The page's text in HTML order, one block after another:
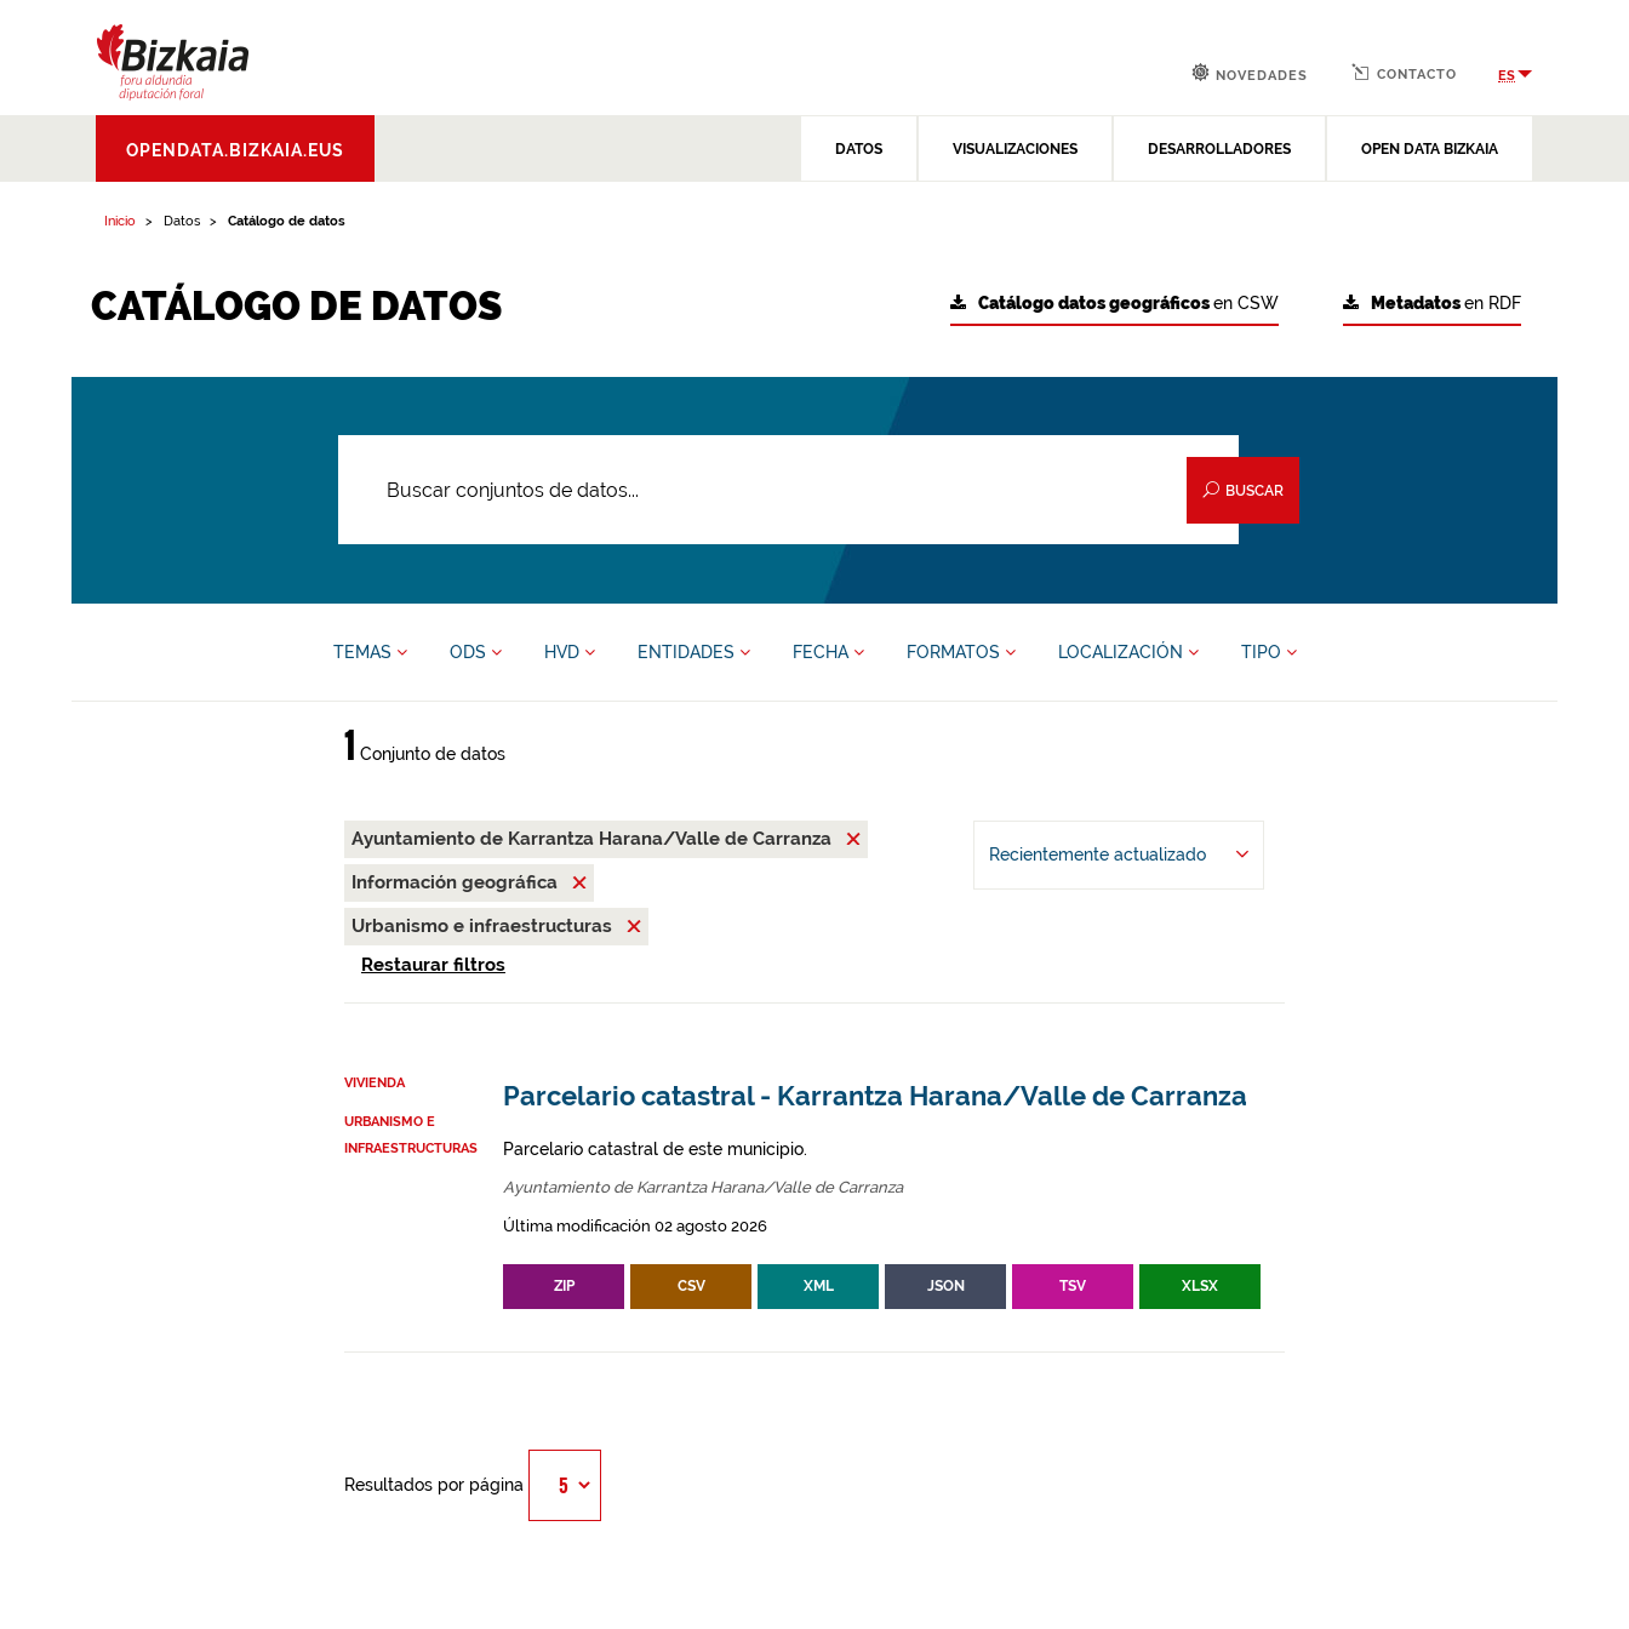
Aldundia.Diputacion
Foral de Bizkaia
OPENDATA.BIZKAIA.EUS DATOS VISUALIZACIONES DESARROLLADORES OPEN DATA BIZKAIA
NOVEDADES CONTACTO ES
Inicio Datos Catálogo de datos
CATÁLOGO DE DATOS Metadatosen RDF
Catálogo datos geográficosen CSW
BUSCAR
TEMAS ODS HVD ENTIDADES FECHA FORMATOS LOCALIZACIÓN TIPO
1 Conjunto de datos
Ayuntamiento de Karrantza Harana/Valle de Carranza
Información geográfica
Urbanismo e infraestructuras
Restaurar filtros
Recientemente actualizado
VIVIENDA
URBANISMO E
INFRAESTRUCTURAS
Parcelario catastral - Karrantza Harana/Valle de Carranza
Parcelario catastral de este municipio.
Ayuntamiento de Karrantza Harana/Valle de Carranza
Última modificación 02 agosto 2026
ZIP CSV XML JSON TSV XLSX
Resultados por página